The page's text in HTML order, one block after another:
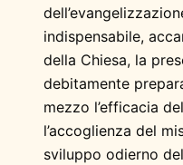
indispensabile,
della Chiesa, la
debitamente
mezzo l’efficacia
l’accoglienza del
sviluppo odierno